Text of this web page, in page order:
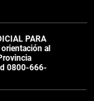
PARA
al
0800-666-